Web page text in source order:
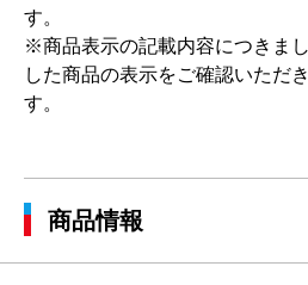
す。
※商品表示の記載内容につきま
した商品の表示をご確認いただ
す。
商品情報